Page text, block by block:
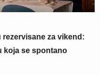
za vikend:
koja se spontano